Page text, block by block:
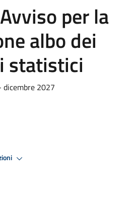
per la
albo dei
statistici
dicembre 2027